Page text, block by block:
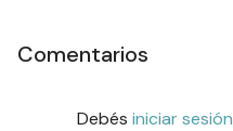
Comentarios
Debés iniciar sesión